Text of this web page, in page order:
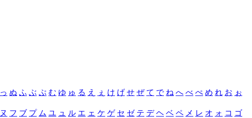
っ ぬ ふ ぶ ぷ む ゆ ゅ る え ぇ け げ せ ぜ て で ね へ べ ぺ め れ お ぉ
ヌ フ ブ プ ム ユ ュ ル エ ェ ケ ゲ セ ゼ テ デ ヘ ベ ペ メ レ オ ォ コ ゴ